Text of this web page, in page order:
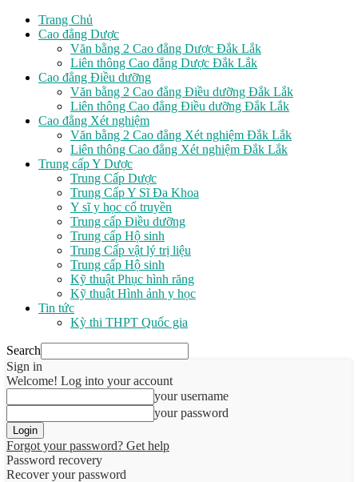
Trang Chủ
Cao đẳng Dược
Văn bằng 2 Cao đẳng Dược Đắk Lắk
Liên thông Cao đẳng Dược Đắk Lắk
Cao đẳng Điều dưỡng
Văn bằng 2 Cao đẳng Điều dưỡng Đắk Lắk
Liên thông Cao đẳng Điều dưỡng Đắk Lắk
Cao đẳng Xét nghiệm
Văn bằng 2 Cao đẳng Xét nghiệm Đắk Lắk
Liên thông Cao đẳng Xét nghiệm Đắk Lắk
Trung cấp Y Dược
Trung Cấp Dược
Trung Cấp Y Sĩ Đa Khoa
Y sĩ y học cổ truyền
Trung cấp Điều dưỡng
Trung cấp Hộ sinh
Trung Cấp vật lý trị liệu
Trung cấp Hộ sinh
Kỹ thuật Phục hình răng
Kỹ thuật Hình ảnh y học
Tin tức
Kỳ thi THPT Quốc gia
Search
Sign in
Welcome! Log into your account
your username
your password
Forgot your password? Get help
Password recovery
Recover your password